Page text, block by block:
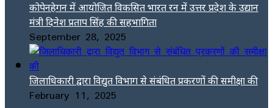
कोपेनहेगन में आयोजित विकसित भारत रन में उत्तर प्रदेश के उद्यान
मंत्री दिनेश प्रताप सिंह की सहभागिता
September 28, 2025
जिलाधिकारी द्वारा विद्युत विभाग से संबंधित प्रकरणों की समीक्षा की
February 11, 2025